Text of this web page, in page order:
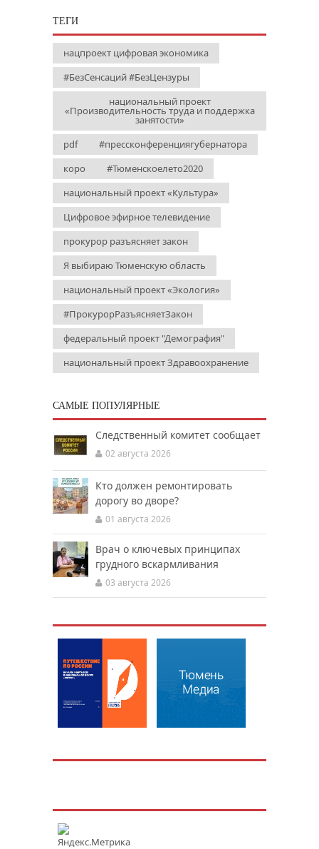
ТЕГИ
нацпроект цифровая экономика
#БезСенсаций #БезЦензуры
национальный проект
«Производительность труда и поддержка
занятости»
pdf
#прессконференциягубернатора
коро
#Тюменскоелето2020
национальный проект «Культура»
Цифровое эфирное телевидение
прокурор разъясняет закон
Я выбираю Тюменскую область
национальный проект «Экология»
#ПрокурорРазъясняетЗакон
федеральный проект "Демография"
национальный проект Здравоохранение
САМЫЕ ПОПУЛЯРНЫЕ
Следственный комитет сообщает
02 августа 2026
Кто должен ремонтировать
дорогу во дворе?
01 августа 2026
Врач о ключевых принципах
грудного вскармливания
03 августа 2026